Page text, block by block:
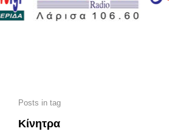
Posts in tag
Κίνητρα